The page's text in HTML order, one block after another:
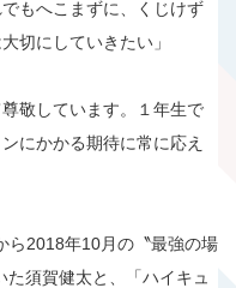
もへこまずに、くじけず
切にしていきたい」
敬しています。１年生で
にかかる期待に常に応え
ら2018年10月の〝最強の場
須賀健太と、「ハイキュ